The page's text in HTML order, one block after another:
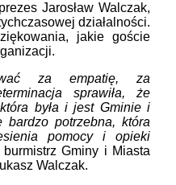
Jarosław Walczak,
działalności.
jakie goście
za empatię, za
sprawiła, że
była i jest Gminie i
bardzo potrzebna, która
pomocy i opieki
burmistrz Gminy i Miasta
Walczak.